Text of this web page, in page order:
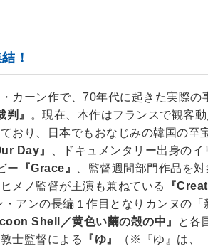
！
カーン作で、70年代に起きた実際の
』
。現在、本作はフランスで観客
おり、日本でもおなじみの韓国の至
Day』
、ドキュメンタリー出身のイ
ー 『Grace』
、監督週間部門作品を
メノ監督が主演も兼ねている
『
アンの長編１作目となりカンヌの「
Shell／黄色い繭の殻の中』
と各
士監督による
『ゆ』
（※『ゆ』は、